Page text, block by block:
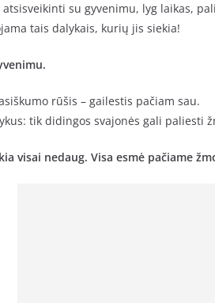
su gyvenimu, lyg laikas,
tais dalykais, kurių jis siekia!
rūšis – gailestis pačiam sau.
tik didingos svajonės gali paliesti
visai nedaug. Visa esmė pačiame